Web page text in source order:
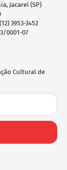
Jacareí (SP)
3953-3452
0001-07
Cultural de